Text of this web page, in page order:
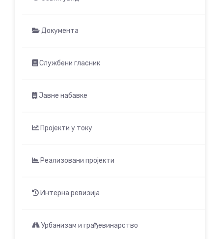
Документа
Службени гласник
Јавне набавке
Пројекти у току
Реализовани пројекти
Интерна ревизија
Урбанизам и грађевинарство